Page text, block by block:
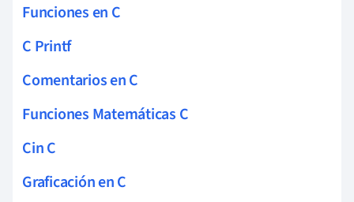
Funciones en C
C Printf
Comentarios en C
Funciones Matemáticas C
Cin C
Graficación en C